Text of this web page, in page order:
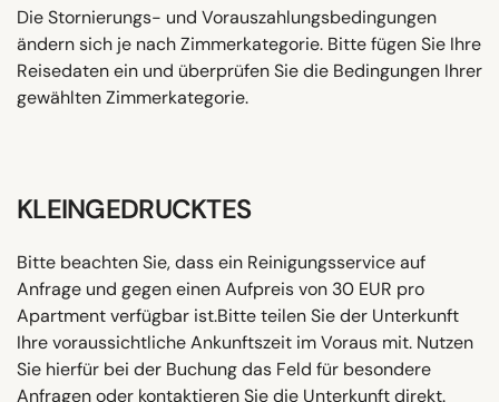
Die Stornierungs- und Vorauszahlungsbedingungen
ändern sich je nach Zimmerkategorie. Bitte fügen Sie Ihre
Reisedaten ein und überprüfen Sie die Bedingungen Ihrer
gewählten Zimmerkategorie.
KLEINGEDRUCKTES
Bitte beachten Sie, dass ein Reinigungsservice auf
Anfrage und gegen einen Aufpreis von 30 EUR pro
Apartment verfügbar ist.Bitte teilen Sie der Unterkunft
Ihre voraussichtliche Ankunftszeit im Voraus mit. Nutzen
Sie hierfür bei der Buchung das Feld für besondere
Anfragen oder kontaktieren Sie die Unterkunft direkt.